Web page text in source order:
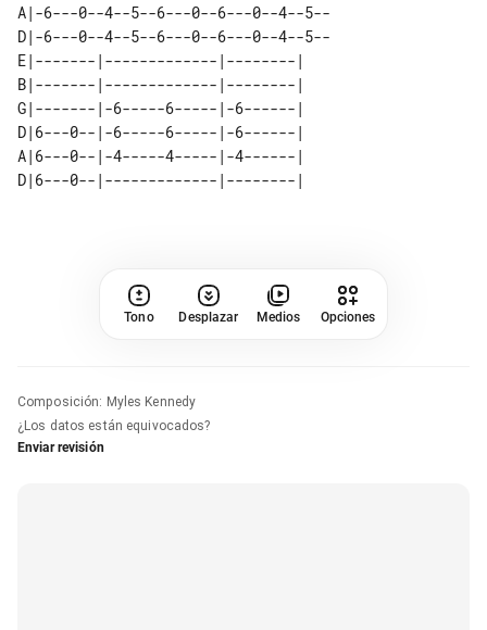
A|-6---0--4--5--6---0--6---0--4--5--
D|-6---0--4--5--6---0--6---0--4--5--
E|-------|-------------|--------|
B|-------|-------------|--------|
G|-------|-6-----6-----|-6------|
D|6---0--|-6-----6-----|-6------|
A|6---0--|-4-----4-----|-4------|
Tono Desplazar Medios Opciones
Composición: Myles Kennedy
¿Los datos están equivocados?
Enviar revisión